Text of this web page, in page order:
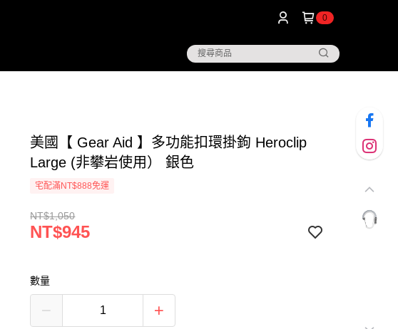
0
美國【 Gear Aid 】多功能扣環掛鉤 Heroclip
Large (非攀岩使用） 銀色
宅配滿NT$888免運
NT$1,050
NT$945
數量